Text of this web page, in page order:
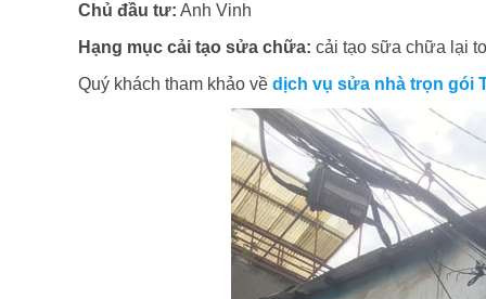
Chủ đầu tư: Anh Vinh
Hạng mục cải tạo sửa chữa: cải tạo sữa chữa lại
Quý khách tham khảo về dịch vụ sửa nhà trọn gói